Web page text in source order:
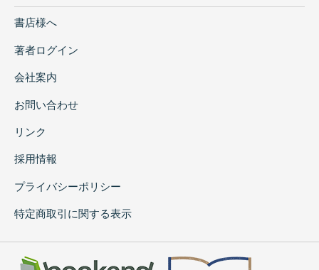
書店様へ
著者ログイン
会社案内
お問い合わせ
リンク
採用情報
プライバシーポリシー
特定商取引に関する表示